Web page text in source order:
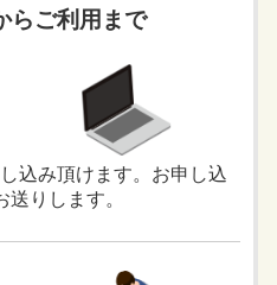
らご利用まで
込み頂けます。お申し込
りします。